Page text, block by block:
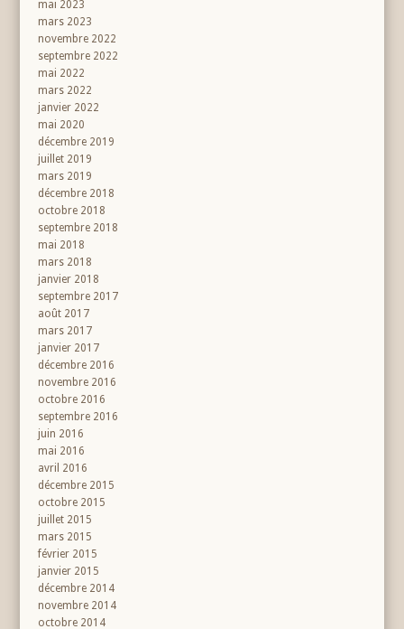
mai 2023
mars 2023
novembre 2022
septembre 2022
mai 2022
mars 2022
janvier 2022
mai 2020
décembre 2019
juillet 2019
mars 2019
décembre 2018
octobre 2018
septembre 2018
mai 2018
mars 2018
janvier 2018
septembre 2017
août 2017
mars 2017
janvier 2017
décembre 2016
novembre 2016
octobre 2016
septembre 2016
juin 2016
mai 2016
avril 2016
décembre 2015
octobre 2015
juillet 2015
mars 2015
février 2015
janvier 2015
décembre 2014
novembre 2014
octobre 2014